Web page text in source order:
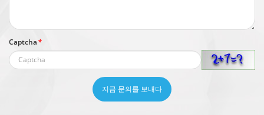
Captcha*
지금 문의를 보내다